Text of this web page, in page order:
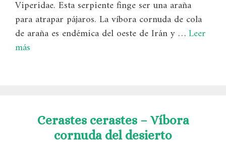
Viperidae. Esta serpiente finge ser una araña
para atrapar pájaros. La víbora cornuda de cola
de araña es endémica del oeste de Irán y …Leer
más
Cerastes cerastes – Víbora
cornuda del desierto